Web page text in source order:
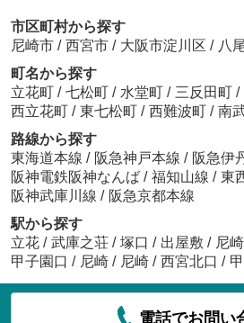
市区町村から探す
尼崎市 / 西宮市 / 大阪市淀川区 / 八
町名から探す
立花町 / 七松町 / 水堂町 / 三反田町 /
西立花町 / 東七松町 / 西難波町 / 南
路線から探す
東海道本線 / 阪急神戸本線 / 阪急伊
阪神電鉄阪神なんば / 福知山線 / 東
阪神武庫川線 / 阪急京都本線
駅から探す
立花 / 武庫之荘 / 塚口 / 出屋敷 / 尼
甲子園口 / 尼崎 / 尼崎 / 西宮北口 /
電話でお問い